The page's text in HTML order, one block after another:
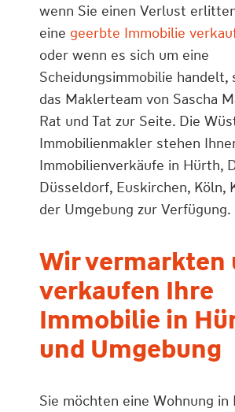
wenn Sie einen Verlust
eine geerbte Immobilie
oder wenn es sich um eine
Scheidungsimmobilie handelt,
das Maklerteam von Sascha
Rat und Tat zur Seite. Die
Immobilienmakler stehen
Immobilienverkäufe in Hürth,
Düsseldorf, Euskirchen, Köln,
der Umgebung zur Verfügung.
Wir vermarkten
verkaufen Ihre
Immobilie in
und Umgebung
Sie möchten eine Wohnung in